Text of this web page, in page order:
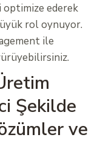
ederek
rol oynuyor.
ile
Şekilde
ve